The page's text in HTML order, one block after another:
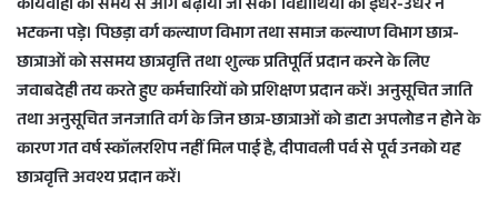
कार्यवाही को समय से आगे बढ़ाया जा सके। विद्यार्थियों को इधर-उधर न
भटकना पड़े। पिछड़ा वर्ग कल्याण विभाग तथा समाज कल्याण विभाग छात्र-
छात्राओं को ससमय छात्रवृत्ति तथा शुल्क प्रतिपूर्ति प्रदान करने के लिए
जवाबदेही तय करते हुए कर्मचारियों को प्रशिक्षण प्रदान करें। अनुसूचित जाति
तथा अनुसूचित जनजाति वर्ग के जिन छात्र-छात्राओं को डाटा अपलोड न होने के
कारण गत वर्ष स्कॉलरशिप नहीं मिल पाई है, दीपावली पर्व से पूर्व उनको यह
छात्रवृत्ति अवश्य प्रदान करें।